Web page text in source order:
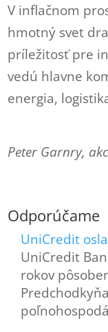
V inflačnom
hmotný svet
príležitosť pre
vedú hlavne
energia,
Peter Garnry,
Odporúčame
UniCredit
UniCredit
rokov